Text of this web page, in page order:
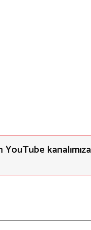
kanalımıza